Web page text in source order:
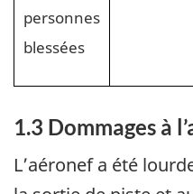
personnes
blessées
1.3 Dommages à
L’aéronef a été